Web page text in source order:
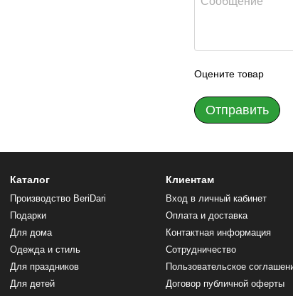
Оцените товар
Отправить
Каталог
Производство BeriDari
Подарки
Для дома
Одежда и стиль
Для праздников
Для детей
Клиентам
Вход в личный кабинет
Оплата и доставка
Контактная информация
Сотрудничество
Пользовательское
Договор публичной оферты